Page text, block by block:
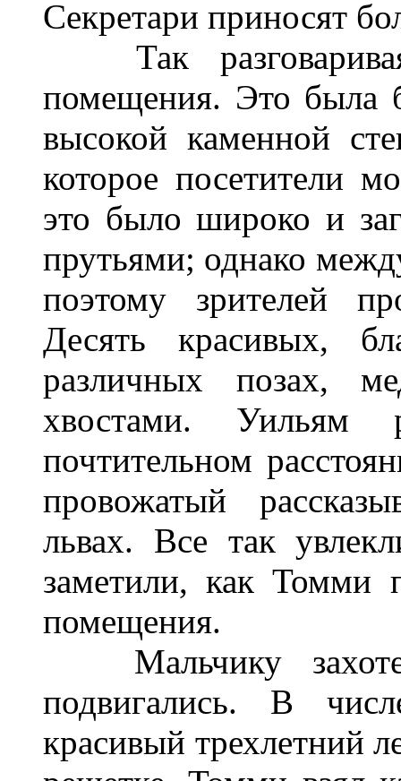
Секретари приносят
Так
помещения. Это была
высокой каменной
которое посетители
это было широко и
прутьями; однако
поэтому зрителей
Десять красивых,
различных позах,
хвостами. Уильям
почтительном
провожатый
львах. Все так
заметили, как Томми
помещения.
Мальчику
подвигались. В
красивый трехлетний